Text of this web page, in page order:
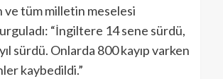
ve tüm milletin meselesi
“İngiltere 14 sene sürdü,
sürdü. Onlarda 800 kayıp varken
kaybedildi.”